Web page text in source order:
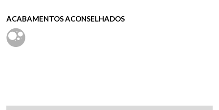
ACABAMENTOS ACONSELHADOS